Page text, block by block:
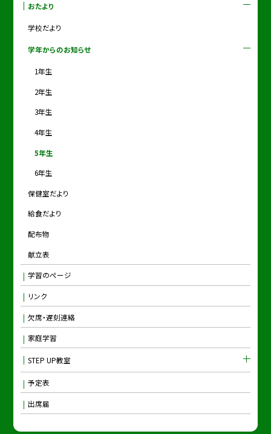
おたより
学校だより
学年からのお知らせ
1年生
2年生
3年生
4年生
5年生
6年生
保健室だより
給食だより
配布物
献立表
学習のページ
リンク
欠席・遅刻連絡
家庭学習
STEP UP教室
予定表
出席届